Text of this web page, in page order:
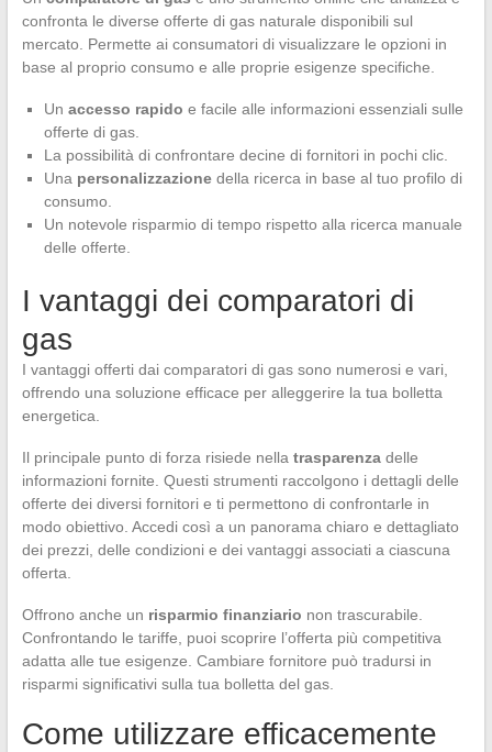
confronta le diverse offerte di gas naturale disponibili sul
mercato. Permette ai consumatori di visualizzare le opzioni in
base al proprio consumo e alle proprie esigenze specifiche.
Un accesso rapido e facile alle informazioni essenziali sulle
offerte di gas.
La possibilità di confrontare decine di fornitori in pochi clic.
Una personalizzazionedella ricerca in base al tuo profilo di
consumo.
Un notevole risparmio di tempo rispetto alla ricerca manuale
delle offerte.
I vantaggi dei comparatori di
gas
I vantaggi offerti dai comparatori di gas sono numerosi e vari,
offrendo una soluzione efficace per alleggerire la tua bolletta
energetica.
Il principale punto di forza risiede nella trasparenzadelle
informazioni fornite. Questi strumenti raccolgono i dettagli delle
offerte dei diversi fornitori e ti permettono di confrontarle in
modo obiettivo. Accedi così a un panorama chiaro e dettagliato
dei prezzi, delle condizioni e dei vantaggi associati a ciascuna
offerta.
Offrono anche un risparmio finanziario non trascurabile.
Confrontando le tariffe, puoi scoprire l’offerta più competitiva
adatta alle tue esigenze. Cambiare fornitore può tradursi in
risparmi significativi sulla tua bolletta del gas.
Come utilizzare efficacemente